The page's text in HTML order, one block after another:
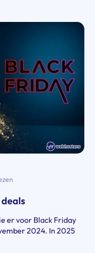
er voor Black Friday
2024. In 2025